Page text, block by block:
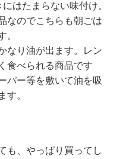
はたまらない味付け。
なのでこちらも朝ごは
。
なり油が出ます。レン
食べられる商品です
パー等を敷いて油を吸
す。
も、やっぱり買ってし